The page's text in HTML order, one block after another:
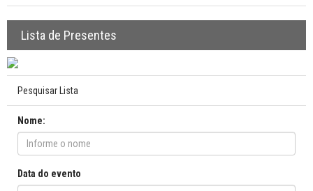
Lista de Presentes
Pesquisar Lista
Nome:
Data do evento